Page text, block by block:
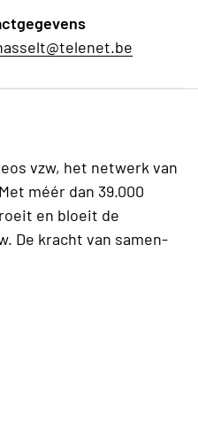
vzw, het netwerk van
méér dan 39.000
en bloeit de
De kracht van samen-